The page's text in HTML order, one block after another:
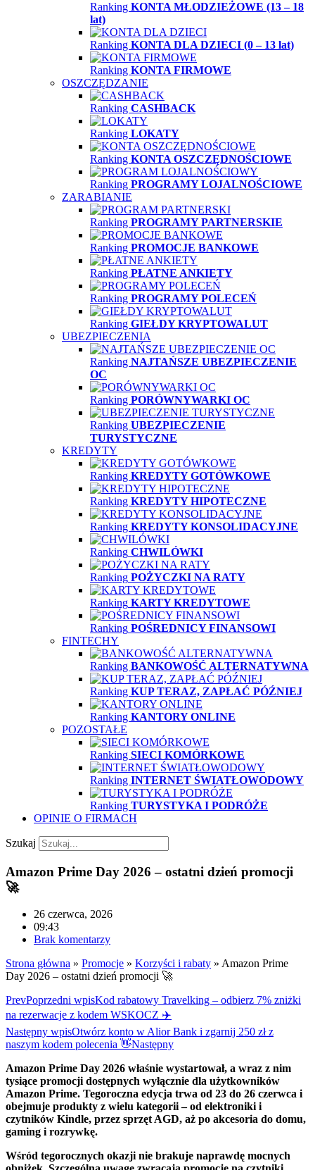
Ranking KONTA MŁODZIEŻOWE (13 – 18
lat)
Ranking KONTA DLA DZIECI (0 – 13 lat)
Ranking KONTA FIRMOWE
OSZCZĘDZANIE
Ranking CASHBACK
Ranking LOKATY
Ranking KONTA OSZCZĘDNOŚCIOWE
Ranking PROGRAMY LOJALNOŚCIOWE
ZARABIANIE
Ranking PROGRAMY PARTNERSKIE
Ranking PROMOCJE BANKOWE
Ranking PŁATNE ANKIETY
Ranking PROGRAMY POLECEŃ
Ranking GIEŁDY KRYPTOWALUT
UBEZPIECZENIA
Ranking NAJTAŃSZE UBEZPIECZENIE
OC
Ranking PORÓWNYWARKI OC
Ranking UBEZPIECZENIE
TURYSTYCZNE
KREDYTY
Ranking KREDYTY GOTÓWKOWE
Ranking KREDYTY HIPOTECZNE
Ranking KREDYTY KONSOLIDACYJNE
Ranking CHWILÓWKI
Ranking POŻYCZKI NA RATY
Ranking KARTY KREDYTOWE
Ranking POŚREDNICY FINANSOWI
FINTECHY
Ranking BANKOWOŚĆ ALTERNATYWNA
Ranking KUP TERAZ, ZAPŁAĆ PÓŹNIEJ
Ranking KANTORY ONLINE
POZOSTAŁE
Ranking SIECI KOMÓRKOWE
Ranking INTERNET ŚWIATŁOWODOWY
Ranking TURYSTYKA I PODRÓŻE
OPINIE O FIRMACH
Szukaj
Amazon Prime Day 2026 – ostatni dzień promocji
🚀
26 czerwca, 2026
09:43
Brak komentarzy
Strona główna » Promocje » Korzyści i rabaty » Amazon Prime
Day 2026 – ostatni dzień promocji 🚀
PrevPoprzedni wpisKod rabatowy Travelking – odbierz 7% zniżki
na rezerwacje z kodem WSKOCZ ✈️
Następny wpisOtwórz konto w Alior Bank i zgarnij 250 zł z
naszym kodem polecenia 👋Następny
Amazon Prime Day 2026 właśnie wystartował, a wraz z nim
tysiące promocji dostępnych wyłącznie dla użytkowników
Amazon Prime. Tegoroczna edycja trwa od 23 do 26 czerwca i
obejmuje produkty z wielu kategorii – od elektroniki i
czytników Kindle, przez sprzęt AGD, aż po akcesoria do domu,
gaming i rozrywkę.
Wśród tegorocznych okazji nie brakuje naprawdę mocnych